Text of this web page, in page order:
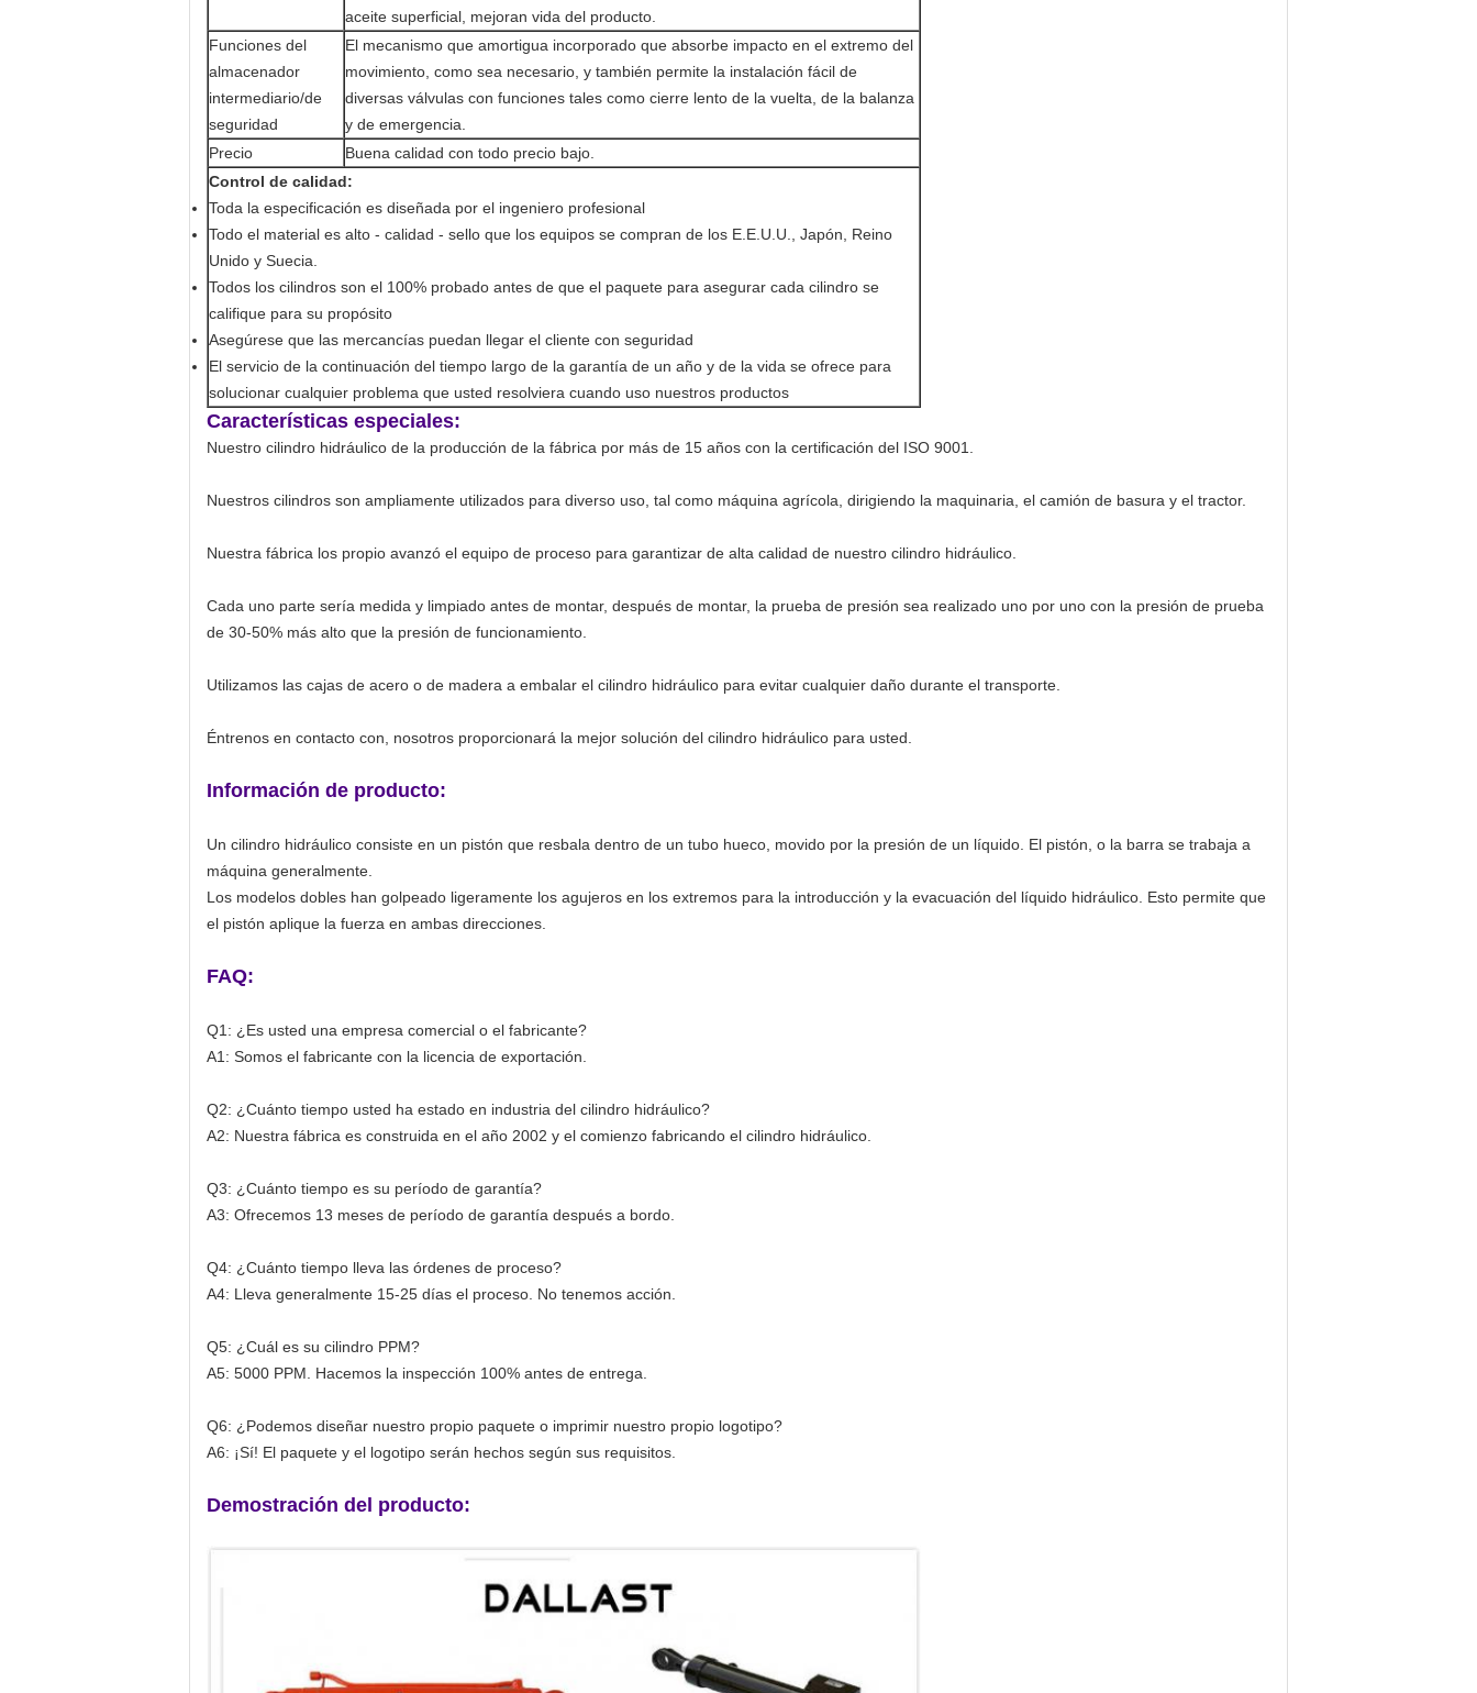
aceite superficial, mejoran vida del producto.
Funciones del
almacenador
intermediario/de
seguridad
El mecanismo que amortigua incorporado que absorbe impacto en el extremo del
movimiento, como sea necesario, y también permite la instalación fácil de
diversas válvulas con funciones tales como cierre lento de la vuelta, de la balanza
y de emergencia.
Precio
Buena calidad con todo precio bajo.
Control de calidad:
Toda la especificación es diseñada por el ingeniero profesional
Todo el material es alto - calidad - sello que los equipos se compran de los E.E.U.U., Japón, Reino
Unido y Suecia.
Todos los cilindros son el 100% probado antes de que el paquete para asegurar cada cilindro se
califique para su propósito
Asegúrese que las mercancías puedan llegar el cliente con seguridad
El servicio de la continuación del tiempo largo de la garantía de un año y de la vida se ofrece para
solucionar cualquier problema que usted resolviera cuando uso nuestros productos
Características especiales:
Nuestro cilindro hidráulico de la producción de la fábrica por más de 15 años con la certificación del ISO 9001.
Nuestros cilindros son ampliamente utilizados para diverso uso, tal como máquina agrícola, dirigiendo la maquinaria, el camión de basura y el tractor.
Nuestra fábrica los propio avanzó el equipo de proceso para garantizar de alta calidad de nuestro cilindro hidráulico.
Cada uno parte sería medida y limpiado antes de montar, después de montar, la prueba de presión sea realizado uno por uno con la presión de prueba
de 30-50% más alto que la presión de funcionamiento.
Utilizamos las cajas de acero o de madera a embalar el cilindro hidráulico para evitar cualquier daño durante el transporte.
Éntrenos en contacto con, nosotros proporcionará la mejor solución del cilindro hidráulico para usted.
Información de producto:
Un cilindro hidráulico consiste en un pistón que resbala dentro de un tubo hueco, movido por la presión de un líquido. El pistón, o la barra se trabaja a
máquina generalmente.
Los modelos dobles han golpeado ligeramente los agujeros en los extremos para la introducción y la evacuación del líquido hidráulico. Esto permite que
el pistón aplique la fuerza en ambas direcciones.
FAQ:
Q1: ¿Es usted una empresa comercial o el fabricante?
A1: Somos el fabricante con la licencia de exportación.
Q2: ¿Cuánto tiempo usted ha estado en industria del cilindro hidráulico?
A2: Nuestra fábrica es construida en el año 2002 y el comienzo fabricando el cilindro hidráulico.
Q3: ¿Cuánto tiempo es su período de garantía?
A3: Ofrecemos 13 meses de período de garantía después a bordo.
Q4: ¿Cuánto tiempo lleva las órdenes de proceso?
A4: Lleva generalmente 15-25 días el proceso. No tenemos acción.
Q5: ¿Cuál es su cilindro PPM?
A5: 5000 PPM. Hacemos la inspección 100% antes de entrega.
Q6: ¿Podemos diseñar nuestro propio paquete o imprimir nuestro propio logotipo?
A6: ¡Sí! El paquete y el logotipo serán hechos según sus requisitos.
Demostración del producto: